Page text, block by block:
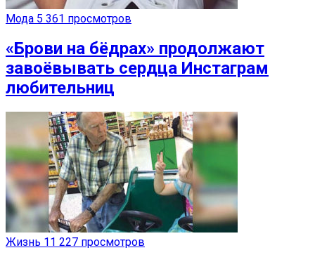
Мода 5 361 просмотров
«Брови на бёдрах» продолжают
завоёвывать сердца Инстаграм
любительниц
Жизнь 11 227 просмотров